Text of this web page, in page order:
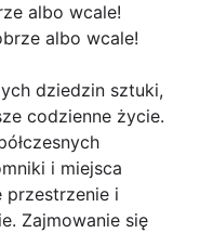
albo wcale!
albo wcale!
dziedzin sztuki,
codzienne życie.
i miejsca
przestrzenie i
Zajmowanie się